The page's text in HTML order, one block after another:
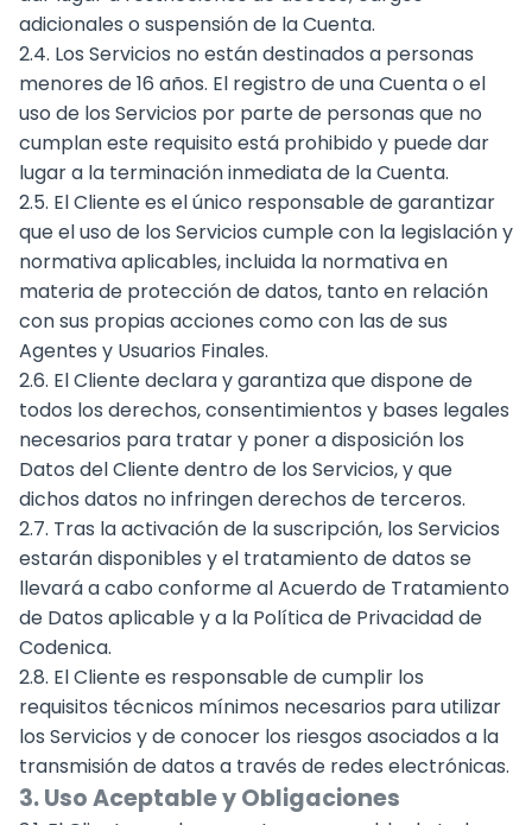
adicionales o suspensión de la Cuenta.
2.4. Los Servicios no están destinados a personas
menores de 16 años. El registro de una Cuenta o el
uso de los Servicios por parte de personas que no
cumplan este requisito está prohibido y puede dar
lugar a la terminación inmediata de la Cuenta.
2.5. El Cliente es el único responsable de garantizar
que el uso de los Servicios cumple con la legislación y
normativa aplicables, incluida la normativa en
materia de protección de datos, tanto en relación
con sus propias acciones como con las de sus
Agentes y Usuarios Finales.
2.6. El Cliente declara y garantiza que dispone de
todos los derechos, consentimientos y bases legales
necesarios para tratar y poner a disposición los
Datos del Cliente dentro de los Servicios, y que
dichos datos no infringen derechos de terceros.
2.7. Tras la activación de la suscripción, los Servicios
estarán disponibles y el tratamiento de datos se
llevará a cabo conforme al Acuerdo de Tratamiento
de Datos aplicable y a la Política de Privacidad de
Codenica.
2.8. El Cliente es responsable de cumplir los
requisitos técnicos mínimos necesarios para utilizar
los Servicios y de conocer los riesgos asociados a la
transmisión de datos a través de redes electrónicas.
3. Uso Aceptable y Obligaciones